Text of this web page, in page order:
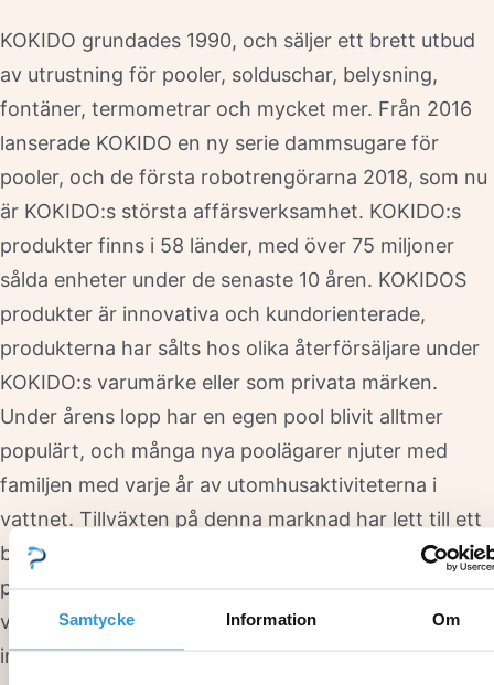
Samtycke Information Om
KOKIDO grundades 1990, och säljer ett brett utbud
av utrustning för pooler, solduschar, belysning,
fontäner, termometrar och mycket mer. Från 2016
lanserade KOKIDO en ny serie dammsugare för
pooler, och de första robotrengörarna 2018, som nu
är KOKIDO:s största affärsverksamhet. KOKIDO:s
produkter finns i 58 länder, med över 75 miljoner
sålda enheter under de senaste 10 åren. KOKIDOS
produkter är innovativa och kundorienterade,
produkterna har sålts hos olika återförsäljare under
KOKIDO:s varumärke eller som privata märken.
Under årens lopp har en egen pool blivit alltmer
populärt, och många nya poolägarer njuter med
familjen med varje år av utomhusaktiviteterna i
vattnet. Tillväxten på denna marknad har lett till ett
behov av moderna, snygga och funktionella
produkter för hemmabruk. Kokido är en starkt
växande aktör på denna marknad. Kokidos främsta
inspiration för produktutveckling kommer direkt från